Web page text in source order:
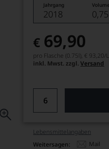
Jahrgang
2018
€ 69,90
pro Flasche (0.75l), € 93,20/L
inkl. Mwst. zzgl.Versand
Lebensmittel­angaben
Weitersagen:
Mail